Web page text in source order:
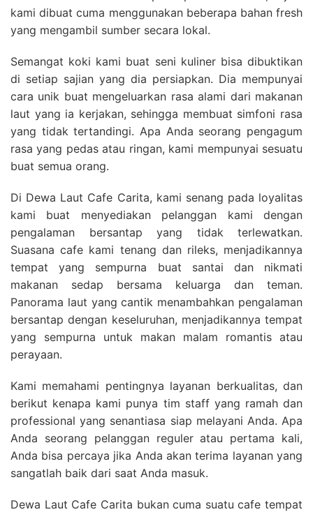
kami dibuat cuma menggunakan beberapa bahan fresh
yang mengambil sumber secara lokal.
Semangat koki kami buat seni kuliner bisa dibuktikan
di setiap sajian yang dia persiapkan. Dia mempunyai
cara unik buat mengeluarkan rasa alami dari makanan
laut yang ia kerjakan, sehingga membuat simfoni rasa
yang tidak tertandingi. Apa Anda seorang pengagum
rasa yang pedas atau ringan, kami mempunyai sesuatu
buat semua orang.
Di Dewa Laut Cafe Carita, kami senang pada loyalitas
kami buat menyediakan pelanggan kami dengan
pengalaman bersantap yang tidak terlewatkan.
Suasana cafe kami tenang dan rileks, menjadikannya
tempat yang sempurna buat santai dan nikmati
makanan sedap bersama keluarga dan teman.
Panorama laut yang cantik menambahkan pengalaman
bersantap dengan keseluruhan, menjadikannya tempat
yang sempurna untuk makan malam romantis atau
perayaan.
Kami memahami pentingnya layanan berkualitas, dan
berikut kenapa kami punya tim staff yang ramah dan
professional yang senantiasa siap melayani Anda. Apa
Anda seorang pelanggan reguler atau pertama kali,
Anda bisa percaya jika Anda akan terima layanan yang
sangatlah baik dari saat Anda masuk.
Dewa Laut Cafe Carita bukan cuma suatu cafe tempat